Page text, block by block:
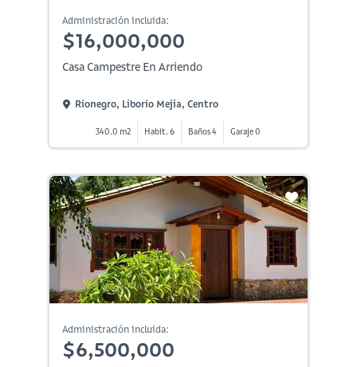
Administración incluida:
$16,000,000
Casa Campestre En Arriendo
Rionegro, Liborio Mejia, Centro
340.0 m2 Habit. 6 Baños 4 Garaje 0
Administración incluida:
$6,500,000